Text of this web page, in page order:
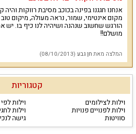
אנחנו חגגנו בפינה בכוכב מסיבת רווקות
מקום אינטימי, שמור, נראה מעולה, מיקום
הורגש שחשוב שנהנה ושיהיה לנו כיף בו. יש
מושלם!!
המלצה מאתחן גבע (08/10/2013)
קטגוריות
וילות לצילומים וילות
וילות לפנויים פנויות וילות
סוויטות גישה